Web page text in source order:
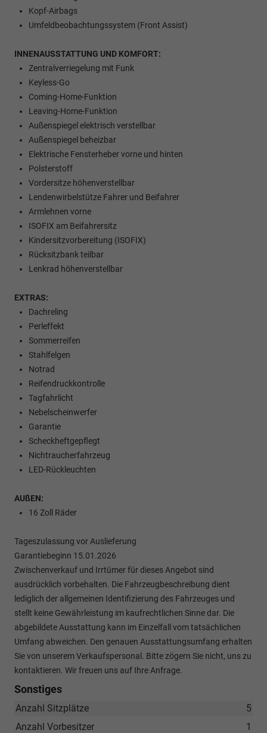
Kopf-Airbags
Umfeldbeobachtungssystem (Front Assist)
INNENAUSSTATTUNG UND KOMFORT:
Zentralverriegelung mit Funk
Keyless-Go
Coming-Home-Funktion
Leaving-Home-Funktion
Außenspiegel elektrisch verstellbar
Außenspiegel beheizbar
Elektrische Fensterheber vorne und hinten
Polsterstoff
Vordersitze höhenverstellbar
Lendenwirbelstütze Fahrer und Beifahrer
Armlehnen vorne
ISOFIX am Beifahrersitz
Kindersitzvorbereitung (ISOFIX)
Rücksitzbank teilbar
Lenkrad höhenverstellbar
EXTRAS:
Dachreling
Perleffekt
Sommerreifen
Stahlfelgen
Notrad
Reifendruckkontrolle
Tagfahrlicht
Nebelscheinwerfer
Garantie
Scheckheftgepflegt
Nichtraucherfahrzeug
LED-Rückleuchten
AUßEN:
16 Zoll Räder
Tageszulassung vor Auslieferung
Garantiebeginn 15.01.2026
Zwischenverkauf und Irrtümer für dieses Angebot sind
ausdrücklich vorbehalten. Die Fahrzeugbeschreibung dient
lediglich der allgemeinen Identifizierung des Fahrzeuges und
stellt keine Gewährleistung im kaufrechtlichen Sinne dar. Die
abgebildete Ausstattung kann im Einzelfall vom tatsächlichen
Umfang abweichen. Den genauen Ausstattungsumfang erhalten
Sie von unserem Verkaufspersonal. Bitte zögern Sie nicht, uns zu
kontaktieren. Wir freuen uns auf Ihre Anfrage.
Sonstiges
5
Anzahl Sitzplätze
1
Anzahl Vorbesitzer